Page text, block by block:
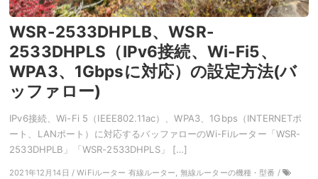
WSR-2533DHPLB、WSR-
2533DHPLS（IPv6接続、Wi-Fi5、
WPA3、1Gbpsに対応）の設定方法(バ
ッファロー)
IPv6接続、Wi-Fi 5（IEEE802.11ac）、WPA3、1Gbps（INTERNETポ
ート、LANポート）に対応するバッファローのWi-Fiルーター「WSR-
2533DHPLB」「WSR-2533DHPLS」 […]
2021年12月14日 / WiFiルーター 有線ルーター, 無線ルーターの機種・型番 /